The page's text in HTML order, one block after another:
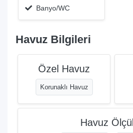
Banyo/WC
Havuz Bilgileri
Özel Havuz
Korunaklı Havuz
Havuz